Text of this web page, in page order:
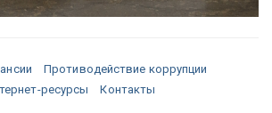
Противодействие коррупции
ресурсы
Контакты